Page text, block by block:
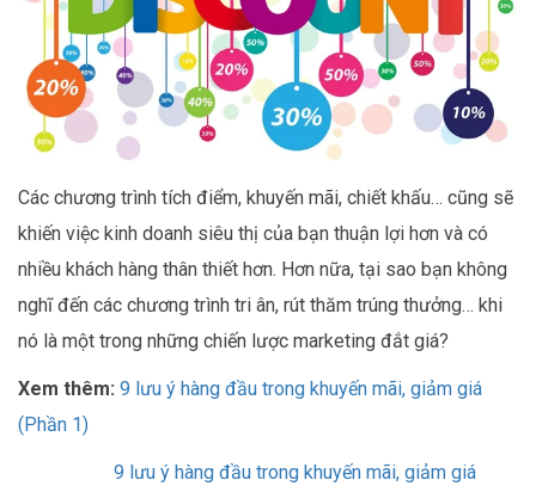
Các chương trình tích điểm, khuyến mãi, chiết khấu… cũng sẽ
khiến việc kinh doanh siêu thị của bạn thuận lợi hơn và có
nhiều khách hàng thân thiết hơn. Hơn nữa, tại sao bạn không
nghĩ đến các chương trình tri ân, rút thăm trúng thưởng… khi
nó là một trong những chiến lược marketing đắt giá?
Xem thêm: 9 lưu ý hàng đầu trong khuyến mãi, giảm giá
(Phần 1)
9 lưu ý hàng đầu trong khuyến mãi, giảm giá